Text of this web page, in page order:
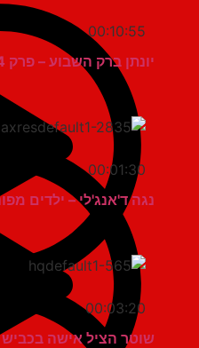
00:10:55
יונתן ברק השבוע – פרק 4
00:01:30
נגה ד'אנג'לי – ילדים מפונקים
00:03:20
שוטר הציל אישה בכביש 6 – הפארודיה